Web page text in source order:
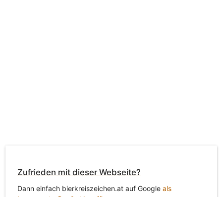
Zufrieden mit dieser Webseite?
Dann einfach bierkreiszeichen.at auf Google als